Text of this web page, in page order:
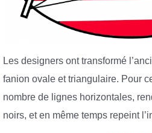
Les designers ont transformé
fanion ovale et triangulaire. Pour
nombre de lignes horizontales,
noirs, et en même temps repeint